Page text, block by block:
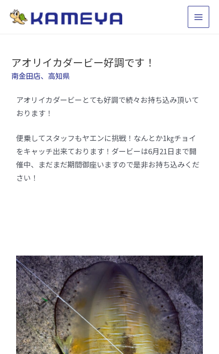
アオリイカダービー好調です！
南金田店、 高知県
アオリイカダービーとても好調で続々お持ち込み頂いて
おります！
便乗してスタッフもヤエンに挑戦！なんとか1㎏チョイ
をキャッチ出来ております！ダービーは6月21日まで開
催中、まだまだ期間御座いますので是非お持ち込みくだ
さい！